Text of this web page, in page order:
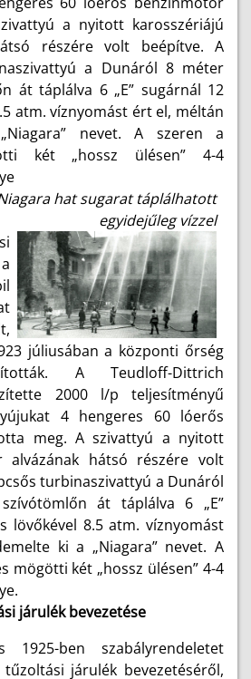
a nyitott karosszériájú
részére volt beépítve. A
a Dunáról 8 méter
át táplálva 6 „E” sugárnál 12
atm. víznyomást ért el, méltán
nevet. A szeren a
két „hossz ülésen” 4-4
hat sugarat táplálhatott
egyidejűleg vízzel
júliusában a központi őrség
A Teudloff-Dittrich
2000 l/p teljesítményű
4 hengeres 60 lóerős
meg. A szivattyú a nyitott
alvázának hátsó részére volt
turbinaszivattyú a Dunáról
át táplálva 6 „E”
lövőkével 8.5 atm. víznyomást
ki a „Niagara” nevet. A
mögötti két „hossz ülésen” 4-4
járulék bevezetése
1925-ben szabályrendeletet
járulék bevezetéséről,